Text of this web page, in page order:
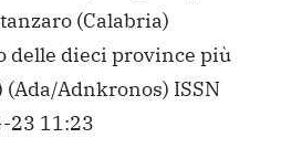
(Calabria)
delle dieci province più
(Ada/Adnkronos) ISSN
23 11:23